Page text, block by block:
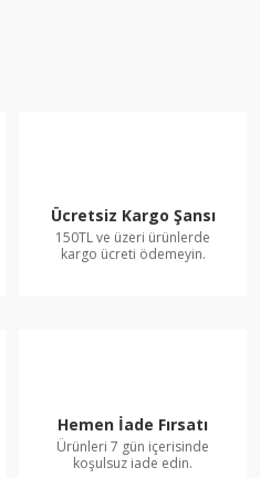
Ücretsiz Kargo Şansı
150TL ve üzeri ürünlerde
kargo ücreti ödemeyin.
Hemen İade Fırsatı
Ürünleri 7 gün içerisinde
koşulsuz iade edin.